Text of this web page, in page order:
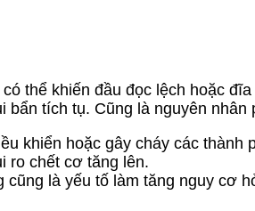
thể khiến đầu đọc lệch hoặc
tích tụ. Cũng là nguyên nhân
khiển hoặc gây cháy các thành
ro chết cơ tăng lên.
là yếu tố làm tăng nguy cơ